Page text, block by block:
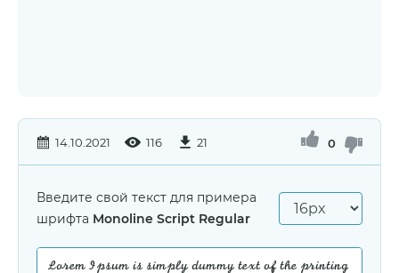
14.10.2021 116 21 0
Введите свой текст для примера
шрифта Monoline Script Regular